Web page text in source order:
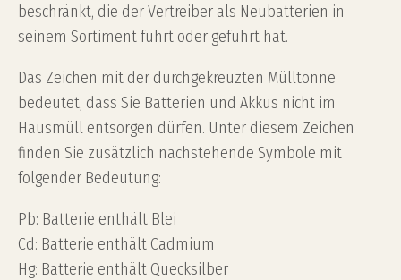
beschränkt, die der Vertreiber als Neubatterien in
seinem Sortiment führt oder geführt hat.
Das Zeichen mit der durchgekreuzten Mülltonne
bedeutet, dass Sie Batterien und Akkus nicht im
Hausmüll entsorgen dürfen. Unter diesem Zeichen
finden Sie zusätzlich nachstehende Symbole mit
folgender Bedeutung:
Pb: Batterie enthält Blei
Cd: Batterie enthält Cadmium
Hg: Batterie enthält Quecksilber